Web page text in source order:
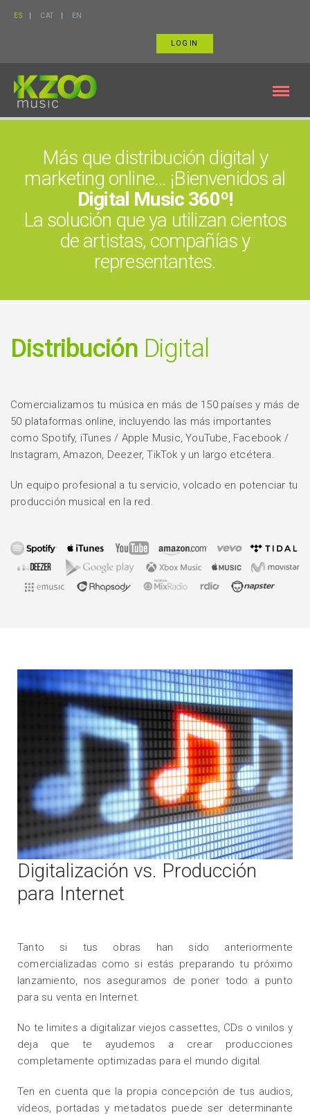
ES CAT EN
LOG IN
Más que distribución digital y
marketing online… ¡Bienvenidos al
Digital Music 360º!
La solución que ya utilizan cientos
de artistas, compañías y
representantes.
Distribución Digital
Comercializamos tu música en más de 150 países y más de
50 plataformas online, incluyendo las más importantes
como Spotify, iTunes / Apple Music, YouTube, Facebook /
Instagram, Amazon, Deezer, TikTok y un largo etcétera.
Un equipo profesional a tu servicio, volcado en potenciar tu
producción musical en la red.
Digitalización vs. Producción
para Internet
Tanto si tus obras han sido anteriormente
comercializadas como si estás preparando tu próximo
lanzamiento, nos aseguramos de poner todo a punto
para su venta en Internet.
No te limites a digitalizar viejos cassettes, CDs o vinilos y
deja que te ayudemos a crear producciones
completamente optimizadas para el mundo digital.
Ten en cuenta que la propia concepción de tus audios,
vídeos, portadas y metadatos puede ser determinante